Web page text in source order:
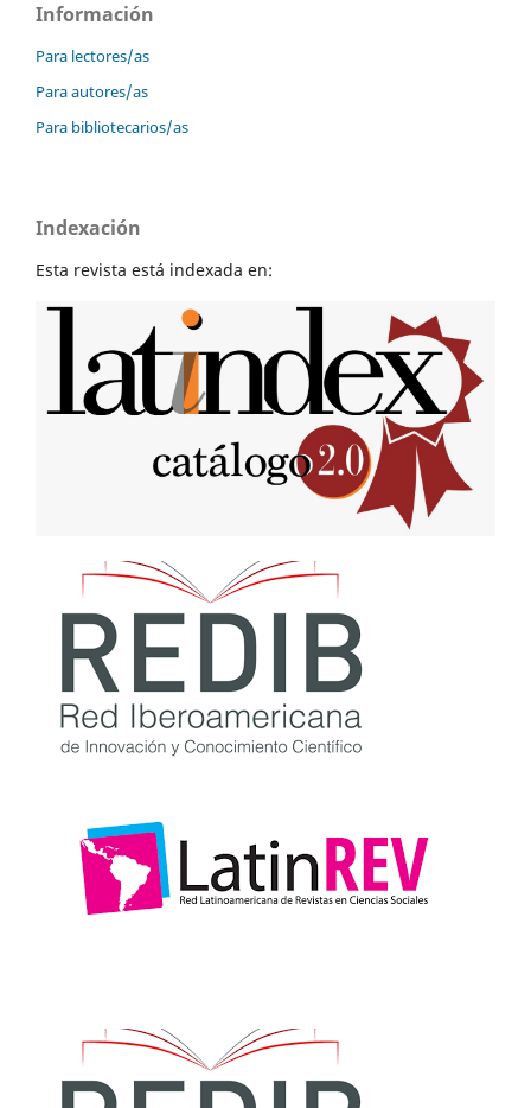
Información
Para lectores/as
Para autores/as
Para bibliotecarios/as
Indexación
Esta revista está indexada en: